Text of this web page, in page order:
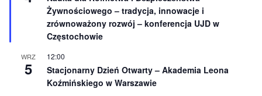
e
ó
ż
n
i
n
e
Żywnościowego – tradycja, innowacje i
zrównoważony rozwój – konferencja UJD w
Częstochowie
WRZ
5
12:00
Stacjonarny Dzień Otwarty – Akademia Leona
Koźmińskiego w Warszawie